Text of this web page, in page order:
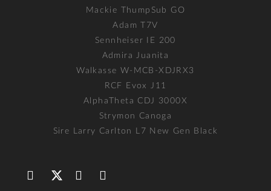
Mackie ThumpSub GO
Adam T7V
Sennheiser IE 200
Admira Juanita
Walkasse W-MCB-XDJRX3
RCF Evox J11
AlphaTheta CDJ 3000X
Strymon Canoga
Sire Larry Carlton L7 New Gen Black